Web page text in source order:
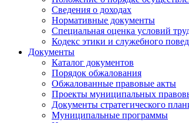
Сведения о доходах
Нормативные документы
Специальная оценка условий
Кодекс этики и служебного
Документы
Каталог документов
Порядок обжалования
Обжалованные правовые акты
Проекты муниципальных
Документы стратегического
Муниципальные программы